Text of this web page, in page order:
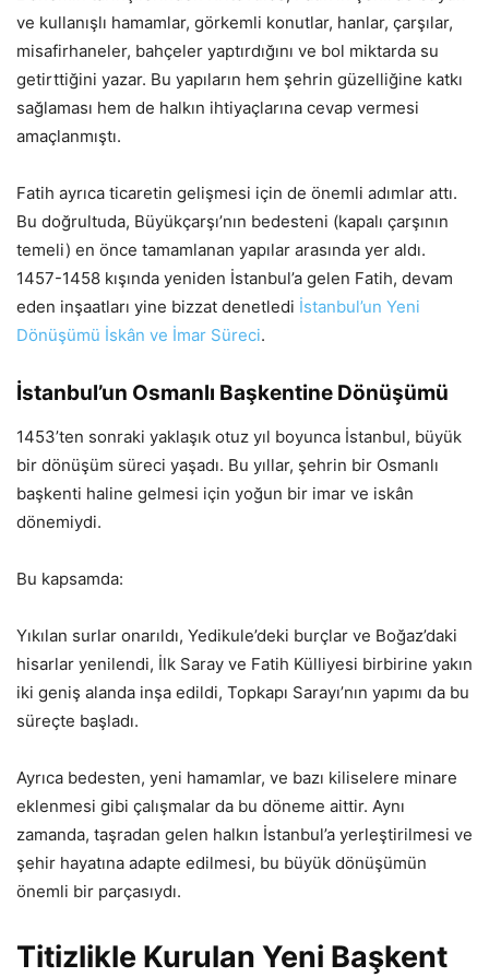
ve kullanışlı hamamlar, görkemli konutlar, hanlar, çarşılar,
misafirhaneler, bahçeler yaptırdığını ve bol miktarda su
getirttiğini yazar. Bu yapıların hem şehrin güzelliğine katkı
sağlaması hem de halkın ihtiyaçlarına cevap vermesi
amaçlanmıştı.
Fatih ayrıca ticaretin gelişmesi için de önemli adımlar attı.
Bu doğrultuda, Büyükçarşı’nın bedesteni (kapalı çarşının
temeli) en önce tamamlanan yapılar arasında yer aldı.
1457-1458 kışında yeniden İstanbul’a gelen Fatih, devam
eden inşaatları yine bizzat denetledi İstanbul’un Yeni
Dönüşümü İskân ve İmar Süreci.
İstanbul’un Osmanlı Başkentine Dönüşümü
1453’ten sonraki yaklaşık otuz yıl boyunca İstanbul, büyük
bir dönüşüm süreci yaşadı. Bu yıllar, şehrin bir Osmanlı
başkenti haline gelmesi için yoğun bir imar ve iskân
dönemiydi.
Bu kapsamda:
Yıkılan surlar onarıldı, Yedikule’deki burçlar ve Boğaz’daki
hisarlar yenilendi, İlk Saray ve Fatih Külliyesi birbirine yakın
iki geniş alanda inşa edildi, Topkapı Sarayı’nın yapımı da bu
süreçte başladı.
Ayrıca bedesten, yeni hamamlar, ve bazı kiliselere minare
eklenmesi gibi çalışmalar da bu döneme aittir. Aynı
zamanda, taşradan gelen halkın İstanbul’a yerleştirilmesi ve
şehir hayatına adapte edilmesi, bu büyük dönüşümün
önemli bir parçasıydı.
Titizlikle Kurulan Yeni Başkent